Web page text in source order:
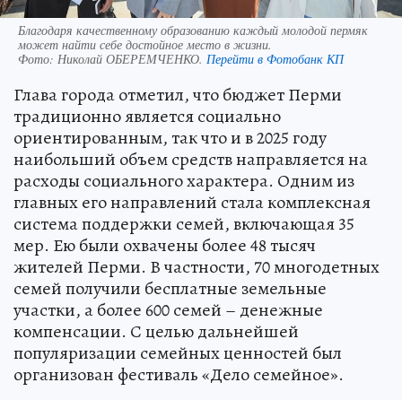
Благодаря качественному образованию каждый молодой пермяк
может найти себе достойное место в жизни.
Фото: Николай ОБЕРЕМЧЕНКО. Перейти в Фотобанк КП
Глава города отметил, что бюджет Перми
традиционно является социально
ориентированным, так что и в 2025 году
наибольший объем средств направляется на
расходы социального характера. Одним из
главных его направлений стала комплексная
система поддержки семей, включающая 35
мер. Ею были охвачены более 48 тысяч
жителей Перми. В частности, 70 многодетных
семей получили бесплатные земельные
участки, а более 600 семей – денежные
компенсации. С целью дальнейшей
популяризации семейных ценностей был
организован фестиваль «Дело семейное».